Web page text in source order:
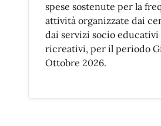
spese sostenute per la
attività organizzate dai
dai servizi socio
ricreativi, per il periodo
Ottobre 2026.